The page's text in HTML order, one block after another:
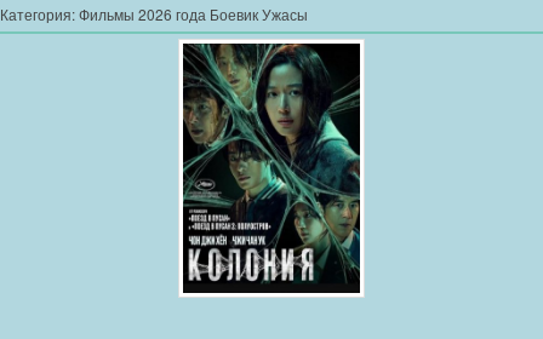
Категория:Фильмы 2026 года Боевик Ужасы